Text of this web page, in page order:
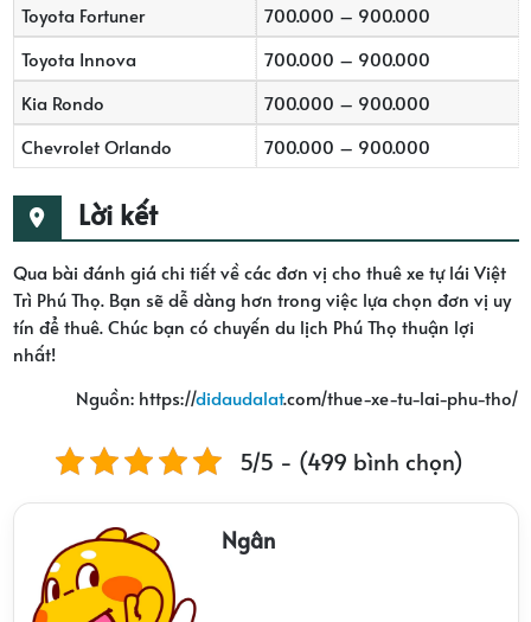
Toyota Fortuner
700.000 – 900.000
Toyota Innova
700.000 – 900.000
Kia Rondo
700.000 – 900.000
Chevrolet Orlando
700.000 – 900.000
Lời kết
Qua bài đánh giá chi tiết về các đơn vị cho thuê xe tự lái Việt
Trì Phú Thọ. Bạn sẽ dễ dàng hơn trong việc lựa chọn đơn vị uy
tín để thuê. Chúc bạn có chuyến du lịch Phú Thọ thuận lợi
nhất!
Nguồn: https://didaudalat.com/thue-xe-tu-lai-phu-tho/
5/5 - (499 bình chọn)
Ngân